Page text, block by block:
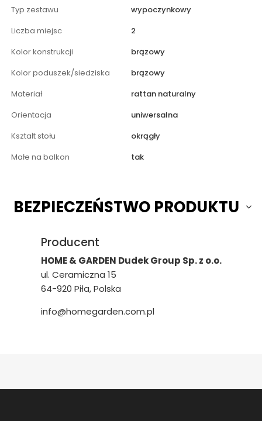
Typ zestawu
wypoczynkowy
Liczba miejsc
2
Kolor konstrukcji
brązowy
Kolor poduszek/siedziska
brązowy
Materiał
rattan naturalny
Orientacja
uniwersalna
Kształt stołu
okrągły
Małe na balkon
tak
BEZPIECZEŃSTWO PRODUKTU
Producent
HOME & GARDEN Dudek Group Sp. z o.o.
ul. Ceramiczna 15
64-920 Piła, Polska
info@homegarden.com.pl